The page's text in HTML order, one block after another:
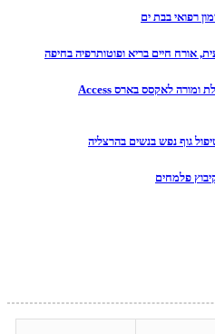
רפואי בבת ים
אורח חיים בריא ופוטותרפיה בחיפה
שרונה סופר -מאמנת רוחנית, מטפלת ומורה לאקסס בארס Access
גוף נפש בנשים בהרצליה
פלמחים